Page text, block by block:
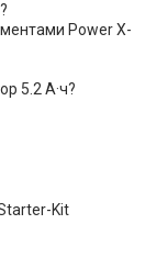
Power X-
5.2 А·ч?
Kit